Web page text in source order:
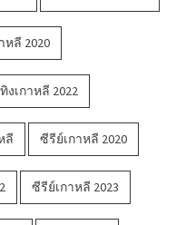
หลี 2020
งเกาหลี 2022
ลี ซีรีย์เกาหลี 2020
ซีรีย์เกาหลี 2023